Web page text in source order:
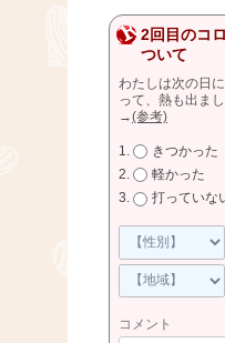
2回目のコ
ついて
わたしは次の日
って、熱も出ま
→(参考)
きつかった
軽かった
打っていな
コメント